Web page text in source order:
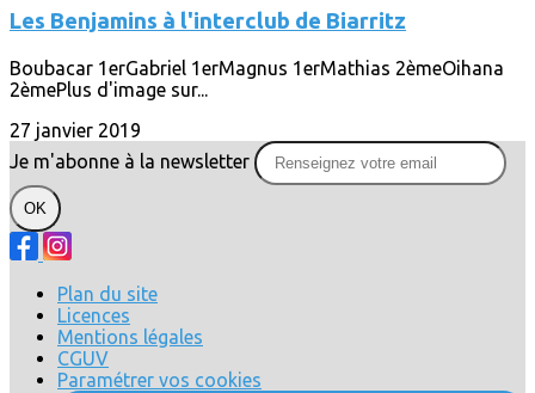
Les Benjamins à l'interclub de Biarritz
Boubacar 1erGabriel 1erMagnus 1erMathias 2èmeOihana
2èmePlus d'image sur...
27 janvier 2019
Je m'abonne à la newsletter
OK
Plan du site
Licences
Mentions légales
CGUV
Paramétrer vos cookies